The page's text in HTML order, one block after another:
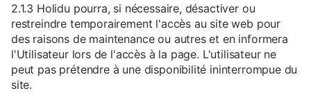
2.1.3 Holidu pourra, si nécessaire, désactiver ou
restreindre temporairement l'accès au site web pour
des raisons de maintenance ou autres et en informera
l'Utilisateur lors de l'accès à la page. L'utilisateur ne
peut pas prétendre à une disponibilité ininterrompue du
site.